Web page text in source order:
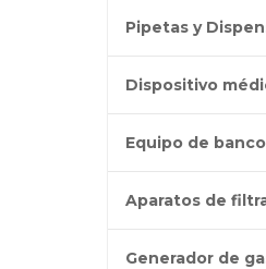
Pipetas y
Dispositivo
Equipo de
Aparatos de
Generador de